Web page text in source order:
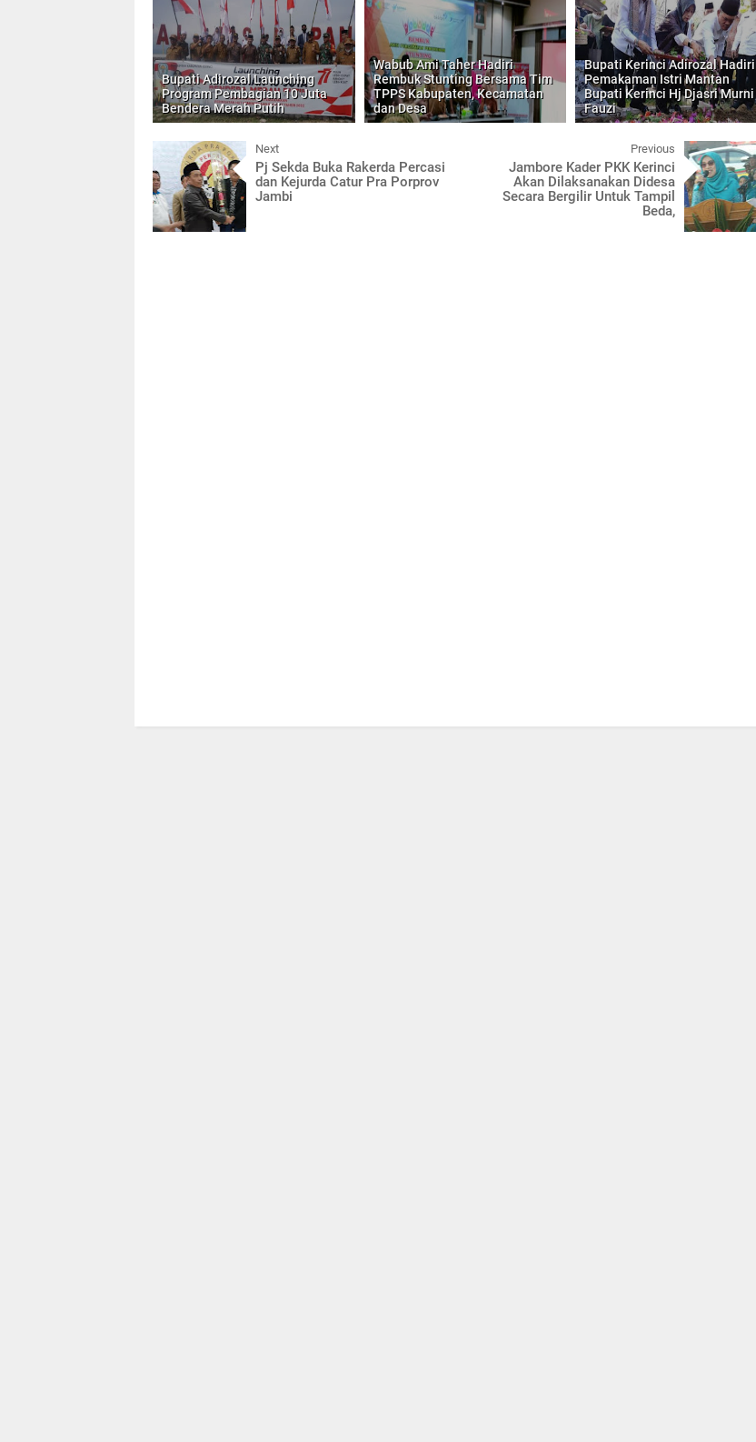
Bupati Adirozal Launching
Program Pembagian 10 Juta
Bendera Merah Putih
Wabub Ami Taher Hadiri
Rembuk Stunting Bersama Tim
TPPS Kabupaten, Kecamatan
dan Desa
Bupati Kerinci Adirozal Hadiri
Pemakaman Istri Mantan
Bupati Kerinci Hj Djasri Murni
Fauzi
Next
Pj Sekda Buka Rakerda Percasi
dan Kejurda Catur Pra Porprov
Jambi
Previous
Jambore Kader PKK Kerinci
Akan Dilaksanakan Didesa
Secara Bergilir Untuk Tampil
Beda,